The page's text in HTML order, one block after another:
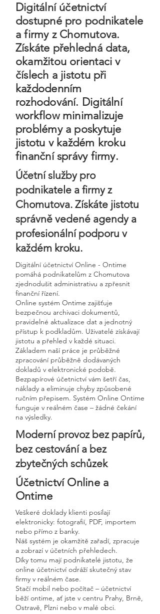
Digitální účetnictví
dostupné pro podnikatele
a firmy z Chomutova.
Získáte přehledná data,
okamžitou orientaci v
číslech a jistotu při
každodenním
rozhodování. Digitální
workflow minimalizuje
problémy a poskytuje
jistotu v každém kroku
finanční správy firmy.
Účetní služby pro
podnikatele a firmy z
Chomutova. Získáte jistotu
správně vedené agendy a
profesionální podporu v
každém kroku.
Digitální účetnictví Online - Ontime
pomáhá podnikatelům z Chomutova
zjednodušit administrativu a zpřesnit
finanční řízení.
Online systém Ontime zajišťuje
bezpečnou archivaci dokumentů,
pravidelné aktualizace dat a jednotný
přístup k podkladům. Uživatelé získávají
jistotu a přehled v každé situaci.
Základem naší práce je průběžné
zpracování průběžně dodávaných
dokladů v elektronické podobě.
Bezpapírové účetnictví vám šetří čas,
náklady a eliminuje chyby způsobené
ručním přepisem. Systém Online Ontime
funguje v reálném čase – žádné čekání
na výsledky.
Moderní provoz bez papírů,
bez cestování a bez
zbytečných schůzek
Účetnictví Online a
Ontime
Veškeré doklady klienti posílají
elektronicky: fotografií, PDF, importem
nebo přímo z banky.
Náš systém je okamžitě zařadí, zpracuje
a zobrazí v účetních přehledech.
Díky tomu mají podnikatelé jistotu, že
online účetnictví odráží skutečný stav
firmy v reálném čase.
Stačí mobil nebo počítač – účetnictví
běží ontime, ať jste v centru Prahy, Brně,
Ostravě, Plzni nebo v malé obci.